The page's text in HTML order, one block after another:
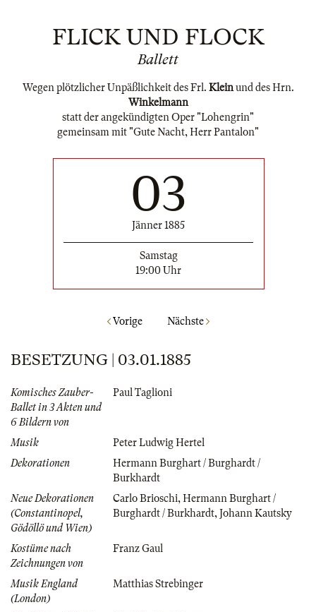
FLICK UND FLOCK
Ballett
Wegen plötzlicher Unpäßlichkeit des Frl. Kleinund des Hrn.
Winkelmann
statt der angekündigten Oper "Lohengrin"
gemeinsam mit "Gute Nacht, Herr Pantalon"
03
Jänner 1885
Samstag
19:00 Uhr
Vorige Nächste
BESETZUNG | 03.01.1885
Komisches Zauber-
Ballet in 3 Akten und
6 Bildern von
Paul Taglioni
Musik
Peter Ludwig Hertel
Dekorationen
Hermann Burghart / Burghardt /
Burkhardt
Neue Dekorationen
(Constantinopel,
Gödöllö und Wien)
Carlo Brioschi, Hermann Burghart /
Burghardt / Burkhardt, Johann Kautsky
Kostüme nach
Zeichnungen von
Franz Gaul
Musik England
(London)
Matthias Strebinger